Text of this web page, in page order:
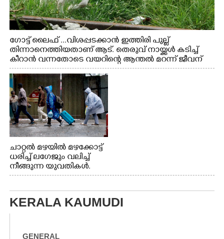
ഗോട്ട് ലൈഫ് ...വിശപ്പടക്കാൻ ഇത്തിരി പുല്ല്
തിന്നാനെത്തിയതാണ് ആട്. തെരുവ് നായ്ക്കൾ കടിച്ച്
കീറാൻ വന്നതോടെ വയറിന്റെ ആന്തൽ മറന്ന് ജീവന്
വേണ്ടിയായി ഓട്ടം. എറണാകുളം വാത്തുരുത്തിയിൽ
നിന്നുള്ള കാഴ്ച
ചാറ്റൽ മഴയിൽ മഴക്കോട്ട്
ധരിച്ച് ലഗേജും വലിച്ച്
നീങ്ങുന്ന യുവതികൾ.
എറണാകുളം മേനകയിൽ
KERALA KAUMUDI
GENERAL